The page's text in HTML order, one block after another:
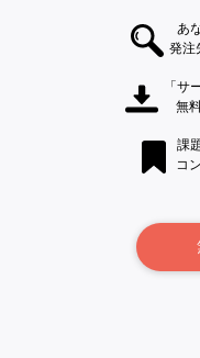
あ
発注
「サ
無
課
コ